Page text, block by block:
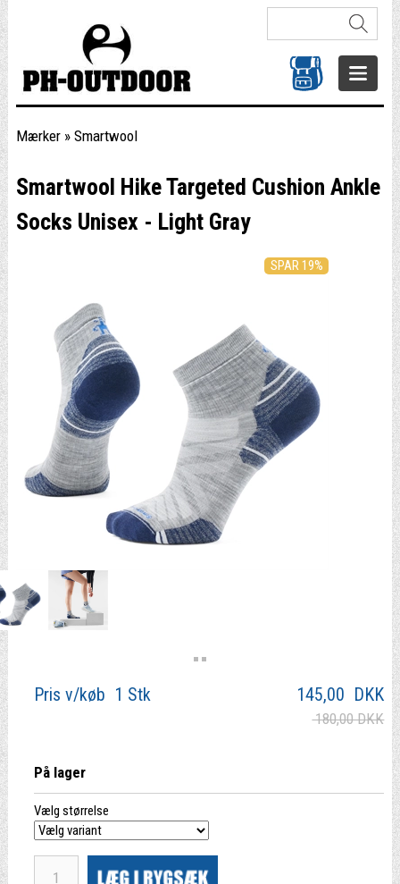
Mærker» Smartwool
Smartwool Hike Targeted Cushion Ankle
Socks Unisex - Light Gray
SPAR 19%
Pris v/køb 1 Stk 145,00 DKK
180,00 DKK
På lager
Vælg størrelse